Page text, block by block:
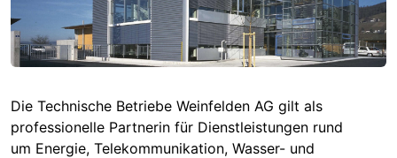
Die Technische Betriebe Weinfelden AG gilt als
professionelle Partnerin für Dienstleistungen rund
um Energie, Telekommunikation, Wasser- und